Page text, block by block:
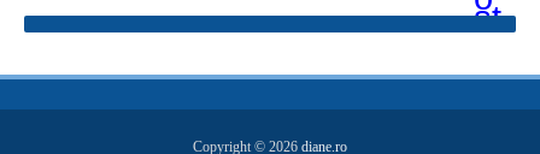
st
ăr
m
ai
v
Copyright © 2026 diane.ro